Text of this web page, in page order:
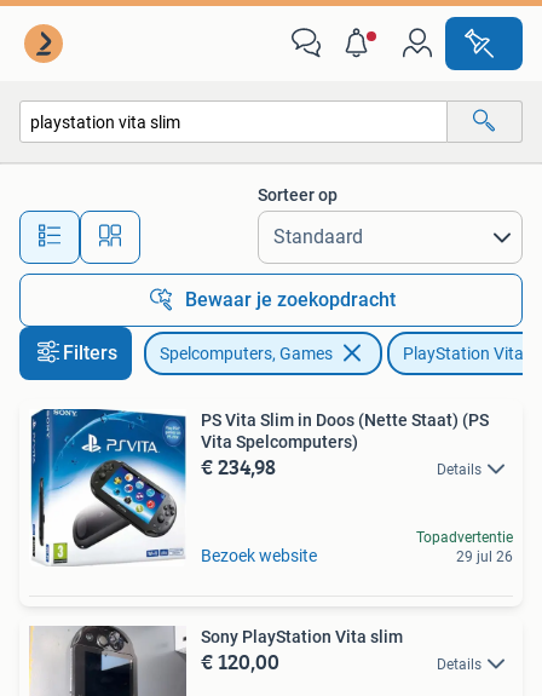
Alle afstanden…
Sorteer op
Bewaar je zoekopdracht
Filters Spelcomputers, Games PlayStation Vita
PS Vita Slim in Doos (Nette Staat) (PS
Vita Spelcomputers)
€ 234,98 Details
Bezoek website
Topadvertentie
29 jul 26
Sony PlayStation Vita slim
€ 120,00 Details